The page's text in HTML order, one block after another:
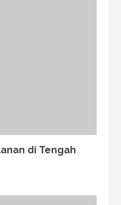
di Tengah